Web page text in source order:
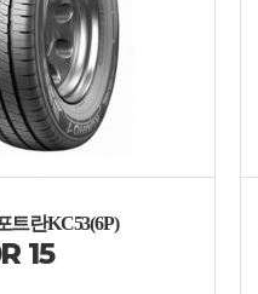
트란KC53(6P)
R 15